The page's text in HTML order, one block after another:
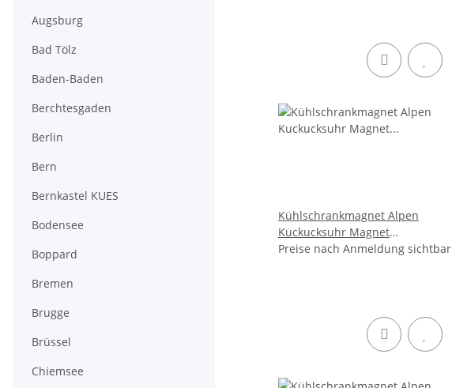
Kühlschrankmagnet Alpen
Kuckucksuhr Magnet
Urlaubserinnerung Mitbringsel
Preise nach Anmeldung sichtbar
Augsburg
Bad Tölz
Baden-Baden
Berchtesgaden
Berlin
Bern
Bernkastel KUES
Bodensee
Boppard
Bremen
Brugge
Brüssel
Chiemsee